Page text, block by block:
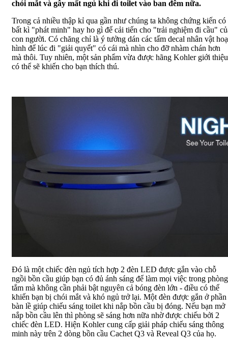
chói mắt và gây mất ngủ khi đi toilet vào ban đêm nữa.
Trong cả nhiều thập kỉ qua gần như chúng ta không chứng kiến có
bất kì "phát minh" hay ho gì để cải tiến cho "trải nghiệm đi cầu"
con người. Có chăng chỉ là ý tưởng dán các tấm decal nhân vật
hình để lúc đi "giải quyết" có cái mà nhìn cho đỡ nhàm chán hơn
mà thôi. Tuy nhiên, một sản phẩm vừa được hãng Kohler giới thiệu
có thể sẽ khiến cho bạn thích thú.
Đó là một chiếc đèn ngủ tích hợp 2 đèn LED được gắn vào chỗ
ngồi bồn cầu giúp bạn có đủ ánh sáng để làm mọi việc trong phòng
tắm mà không cần phải bật nguyên cả bóng đèn lớn - điều có thể
khiến bạn bị chói mắt và khó ngủ trở lại. Một đèn được gắn ở phần
bàn lề giúp chiếu sáng toilet khi nắp bồn cầu bị đóng. Nếu bạn mở
nắp bồn cầu lên thì phòng sẽ sáng hơn nữa nhờ được chiếu bởi 2
chiếc đèn LED. Hiện Kohler cung cấp giải pháp chiếu sáng thông
minh này trên 2 dòng bồn cầu Cachet Q3 và Reveal Q3 của họ.